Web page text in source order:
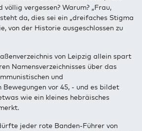
völlig vergessen? Warum? „Frau,
da, dies sei ein „dreifaches Stigma
von der Historie ausgeschlossen zu
von Leipzig allein spart
Namensverzeichnisses über das
und
Bewegungen vor 45, - und es bildet
wie ein kleines hebräisches
jeder rote Banden-Führer von